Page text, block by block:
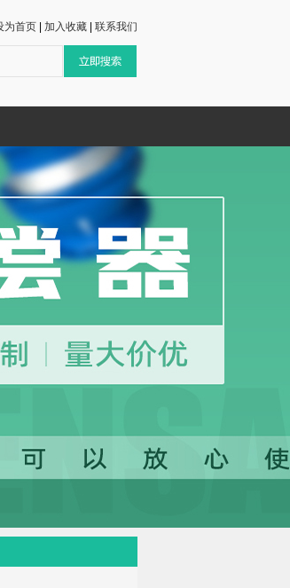
为首页 加入收藏 联系我们